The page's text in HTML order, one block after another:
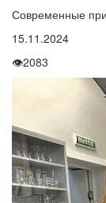
Современные
15.11.2024
👁2083